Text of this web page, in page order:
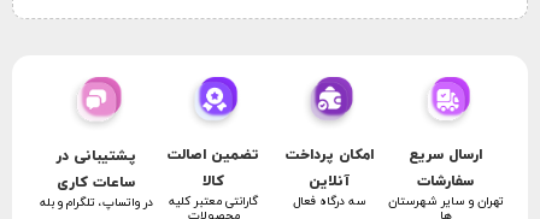
ارسال سریع
سفارشات
تهران و سایر شهرستان
امکان پرداخت
آنلاین
سه درگاه فعال
تضمین اصالت
کالا
گارانتی معتبر کلیه
پشتیبانی در
ساعات کاری
در واتساپ، تلگرام و بله